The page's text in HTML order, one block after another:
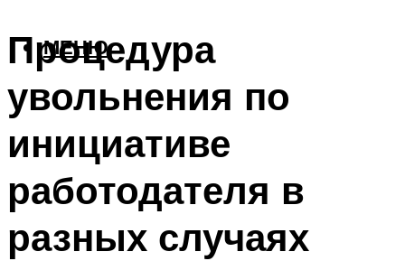
МЕНЮ
Процедура
увольнения по
инициативе
работодателя в
разных случаях